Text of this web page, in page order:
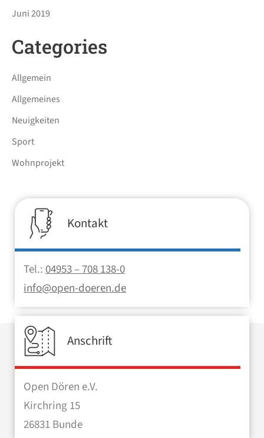
Juni 2019
Categories
Allgemein
Allgemeines
Neuigkeiten
Sport
Wohnprojekt
Kontakt
Tel.:04953 – 708 138-0
info@open-doeren.de
Anschrift
Open Dören e.V.
Kirchring 15
26831 Bunde